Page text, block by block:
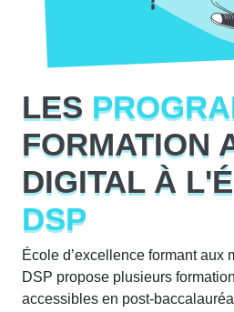
LES
FORMATION
DIGITAL À
DSP
École d’excellence formant aux
DSP propose plusieurs
accessibles en post-